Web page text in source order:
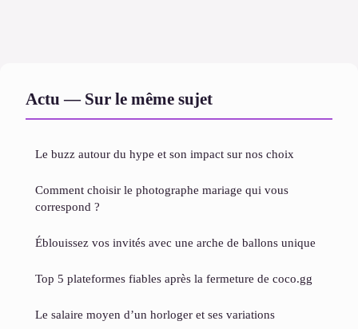
Actu — Sur le même sujet
Le buzz autour du hype et son impact sur nos choix
Comment choisir le photographe mariage qui vous
correspond ?
Éblouissez vos invités avec une arche de ballons unique
Top 5 plateformes fiables après la fermeture de coco.gg
Le salaire moyen d’un horloger et ses variations